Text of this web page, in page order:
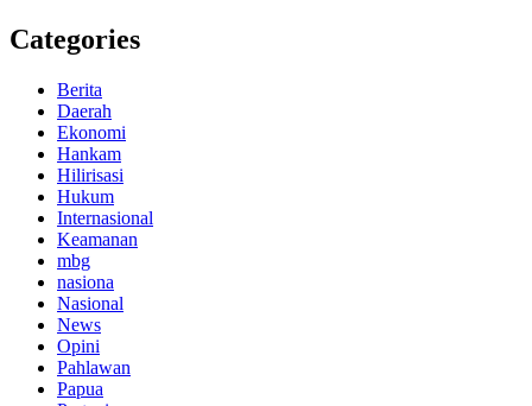
Categories
Berita
Daerah
Ekonomi
Hankam
Hilirisasi
Hukum
Internasional
Keamanan
mbg
nasiona
Nasional
News
Opini
Pahlawan
Papua